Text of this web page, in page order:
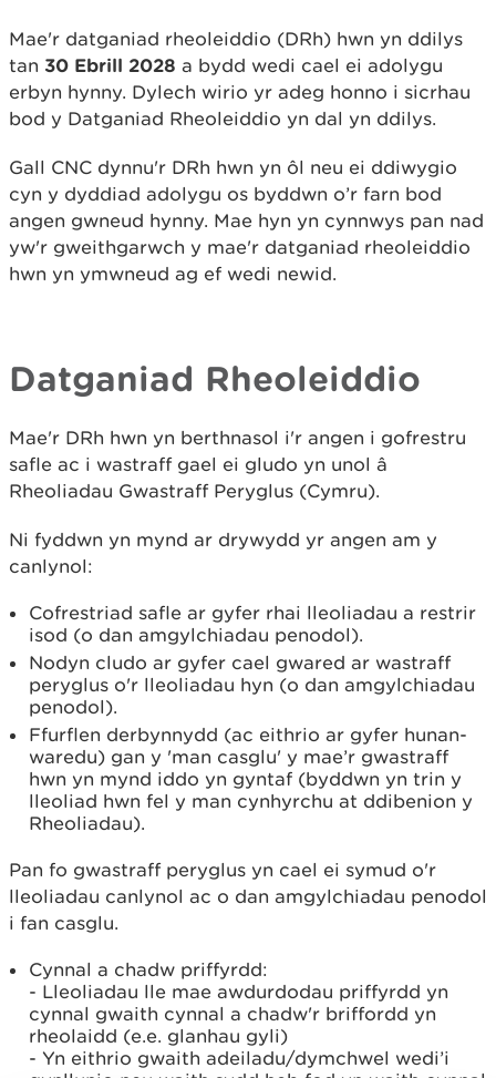
Mae'r datganiad rheoleiddio (DRh) hwn yn ddilys
tan 30 Ebrill 2028 a bydd wedi cael ei adolygu
erbyn hynny. Dylech wirio yr adeg honno i sicrhau
bod y Datganiad Rheoleiddio yn dal yn ddilys.
Gall CNC dynnu'r DRh hwn yn ôl neu ei ddiwygio
cyn y dyddiad adolygu os byddwn o’r farn bod
angen gwneud hynny. Mae hyn yn cynnwys pan nad
yw'r gweithgarwch y mae'r datganiad rheoleiddio
hwn yn ymwneud ag ef wedi newid.
Datganiad Rheoleiddio
Mae'r DRh hwn yn berthnasol i'r angen i gofrestru
safle ac i wastraff gael ei gludo yn unol â
Rheoliadau Gwastraff Peryglus (Cymru).
Ni fyddwn yn mynd ar drywydd yr angen am y
canlynol:
Cofrestriad safle ar gyfer rhai lleoliadau a restrir
isod (o dan amgylchiadau penodol).
Nodyn cludo ar gyfer cael gwared ar wastraff
peryglus o'r lleoliadau hyn (o dan amgylchiadau
penodol).
Ffurflen derbynnydd (ac eithrio ar gyfer hunan-
waredu) gan y 'man casglu' y mae’r gwastraff
hwn yn mynd iddo yn gyntaf (byddwn yn trin y
lleoliad hwn fel y man cynhyrchu at ddibenion y
Rheoliadau).
Pan fo gwastraff peryglus yn cael ei symud o'r
lleoliadau canlynol ac o dan amgylchiadau penodol
i fan casglu.
Cynnal a chadw priffyrdd:
- Lleoliadau lle mae awdurdodau priffyrdd yn
cynnal gwaith cynnal a chadw'r briffordd yn
rheolaidd (e.e. glanhau gyli)
- Yn eithrio gwaith adeiladu/dymchwel wedi’i